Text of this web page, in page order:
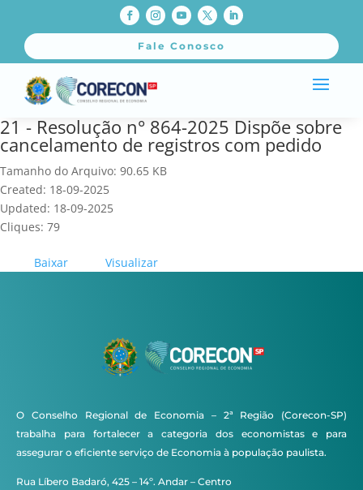
Fale Conosco
21 - Resolução n° 864-2025 Dispõe sobre
cancelamento de registros com pedido
Tamanho do Arquivo: 90.65 KB
Created: 18-09-2025
Updated: 18-09-2025
Cliques: 79
Baixar Visualizar
O Conselho Regional de Economia – 2ª Região (Corecon-SP)
trabalha para fortalecer a categoria dos economistas e para
assegurar o eficiente serviço de Economia à população paulista.
Rua Líbero Badaró, 425 – 14º. Andar – Centro